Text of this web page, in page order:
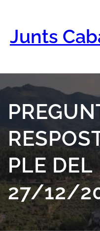
contingut
Junts
PLE DEL
27/12/